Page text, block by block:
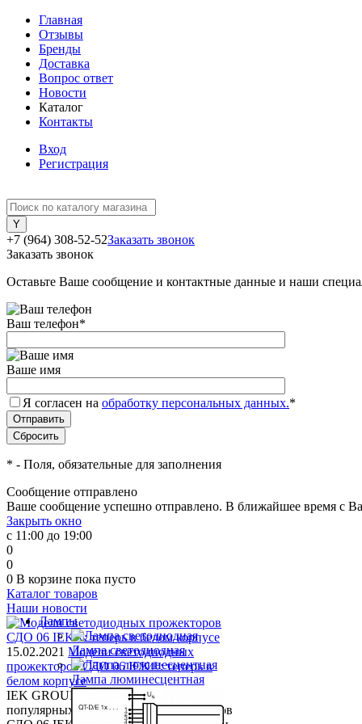
Главная
Отзывы
Бренды
Доставка
Вопрос ответ
Новости
Каталог
Контакты
Вход
Регистрация
+7 (964) 308-52-52Заказать звонок
Заказать звонок
Оставьте Ваше сообщение и контактные данные и наши
Ваш телефон*
Ваше имя
Я согласен на обработку персональных данных.*
* - Поля, обязательные для заполнения
Сообщение отправлено
Ваше сообщение успешно отправлено. В ближайшее время с
Закрыть окно
с 11:00 до 19:00
0
0
0 В корзине пока пусто
Каталог товаров
Лампы
Лампа светодиодная
Лампа люминесцентная
Наши новости
15.02.2021 Модели светодиодных
прожекторов СДО 06 IEK®: теперь в
белом корпусе
IEK GROUP расширяет модельный ряд
популярных светодиодных прожекторов